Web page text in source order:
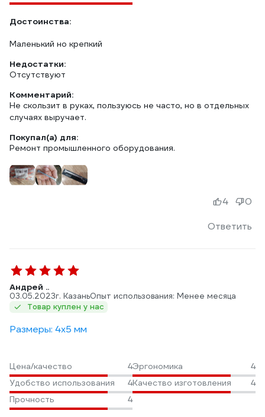
Достоинства:
Маленький но крепкий
Недостатки:
Отсутствуют
Комментарий:
Не скользит в руках, пользуюсь не часто, но в отдельных
случаях выручает.
Покупал(а) для:
Ремонт промышленного оборудования.
Ответить
4 0
Андрей ..
03.05.2023г. КазаньОпыт использования: Менее месяца
Товар куплен у нас
Размеры: 4х5 мм
Цена/качество 4Эргономика
4
Удобство использования
4Качество изготовления
4
Прочность
4